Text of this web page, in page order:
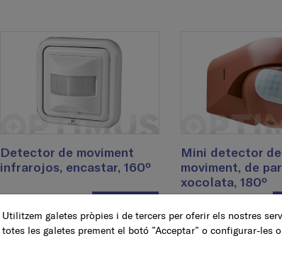
Detector de moviment
infrarojos, encastar, 160º
Mini detector de
moviment, de
xocolata, 180º
Utilitzem galetes pròpies i de tercers per oferir els nostres
totes les galetes prement el botó ”Acceptar” o configurar-les